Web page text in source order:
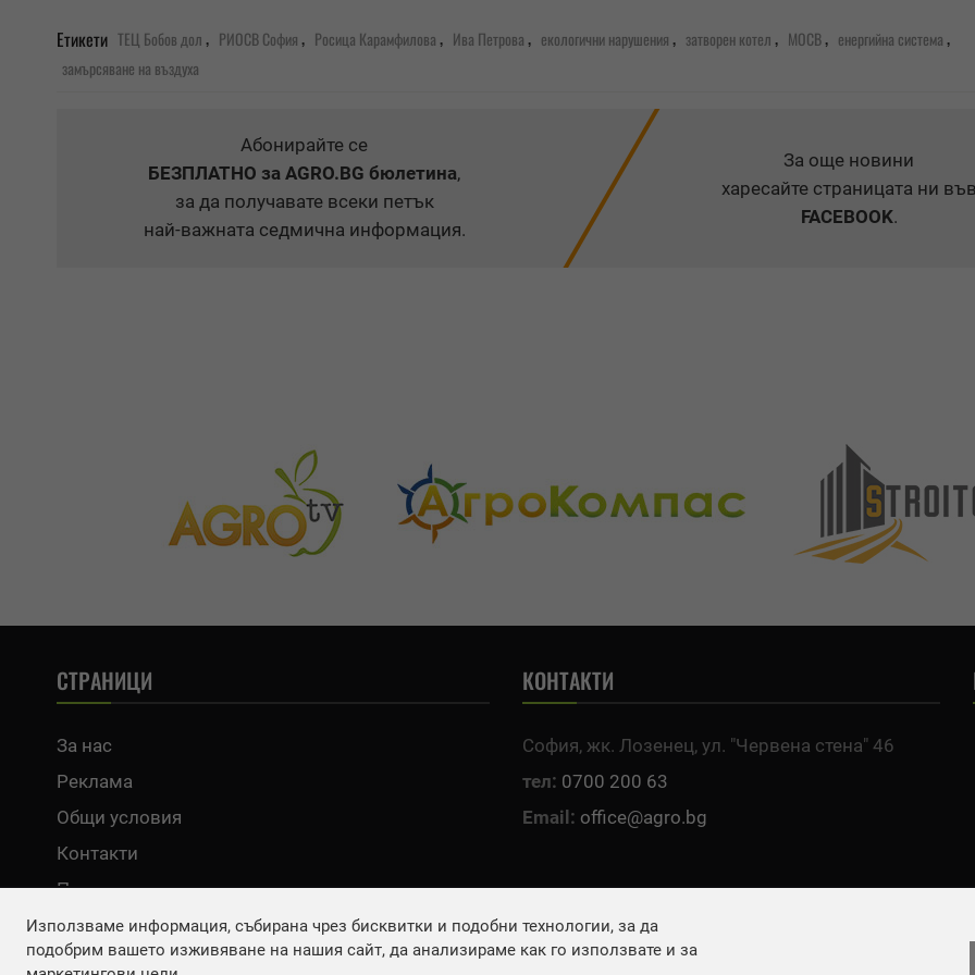
Етикети ТЕЦ Бобов дол, РИОСВ София, Росица Карамфилова, Ива Петрова, екологични нарушения, затворен котел, МОСВ, енергийна система,
замърсяване на въздуха
Абонирайте се
БЕЗПЛАТНО за AGRO.BG бюлетина,
за да получавате всеки петък
най-важната седмична информация.
За още новини
харесайте страницата ни
FACEBOOK.
СТРАНИЦИ
За нас
Реклама
Общи условия
Контакти
Политика за поверителност
КОНТАКТИ
София, жк. Лозенец, ул. "Червена стена" 46
тел: 0700 200 63
Email: office@agro.bg
Използваме информация, събирана чрез бисквитки и подобни технологии, за да
подобрим вашето изживяване на нашия сайт, да анализираме как го използвате и за